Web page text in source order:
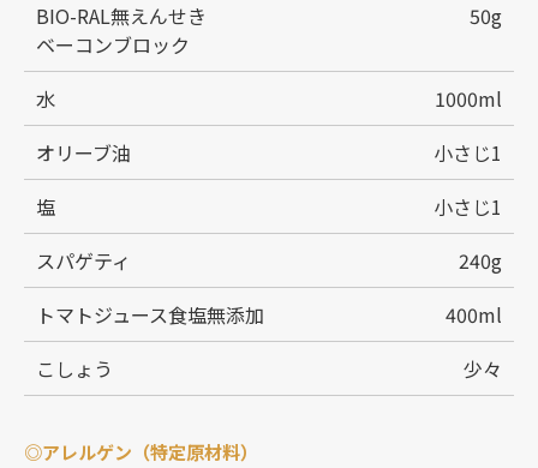
BIO-RAL無えんせき
ベーコンブロック
50g
水
1000ml
オリーブ油
小さじ1
塩
小さじ1
スパゲティ
240g
トマトジュース食塩無添加
400ml
こしょう
少々
◎アレルゲン（特定原材料）